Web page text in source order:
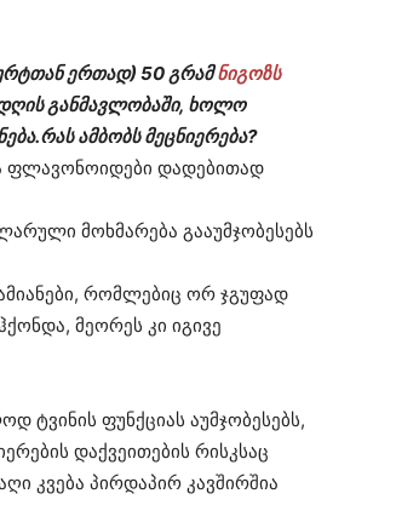
ერთად) 50 გრამნიგოზს
განმავლობაში, ხოლო
ამბობს მეცნიერება?
ფლავონოიდები დადებითად
მოხმარება გააუმჯობესებს
რომლებიც ორ ჯგუფად
მეორეს კი იგივე
ტვინის ფუნქციას აუმჯობესებს,
დაქვეითების რისკსაც
კვება პირდაპირ კავშირშია